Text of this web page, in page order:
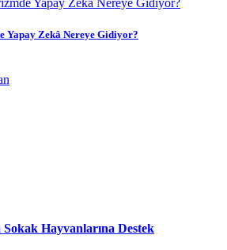
Yapay Zekâ Nereye Gidiyor?
Hayvanlarına Destek